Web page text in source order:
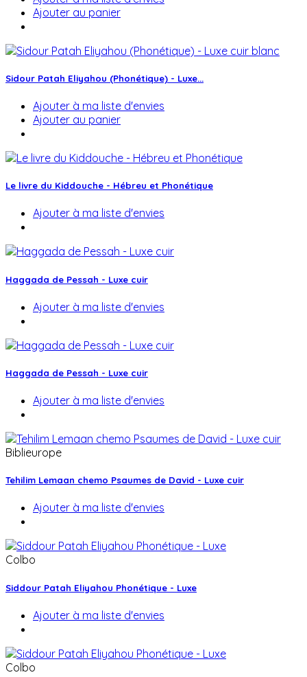
Ajouter au panier
Sidour Patah Eliyahou (Phonétique) - Luxe...
Ajouter à ma liste d'envies
Ajouter au panier
Le livre du Kiddouche - Hébreu et Phonétique
Ajouter à ma liste d'envies
Haggada de Pessah - Luxe cuir
Ajouter à ma liste d'envies
Haggada de Pessah - Luxe cuir
Ajouter à ma liste d'envies
Biblieurope
Tehilim Lemaan chemo Psaumes de David - Luxe cuir
Ajouter à ma liste d'envies
Colbo
Siddour Patah Eliyahou Phonétique - Luxe
Ajouter à ma liste d'envies
Colbo